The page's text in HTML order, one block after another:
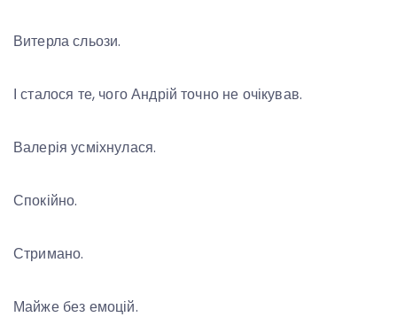
Витерла сльози.
І сталося те, чого Андрій точно не очікував.
Валерія усміхнулася.
Спокійно.
Стримано.
Майже без емоцій.